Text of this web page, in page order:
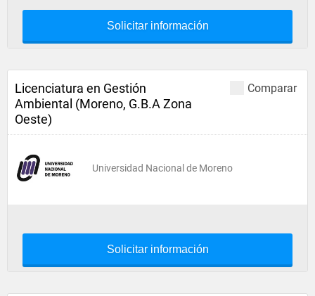
Solicitar información
Comparar
Licenciatura en Gestión
Ambiental (Moreno, G.B.A Zona
Oeste)
Universidad Nacional de Moreno
Solicitar información